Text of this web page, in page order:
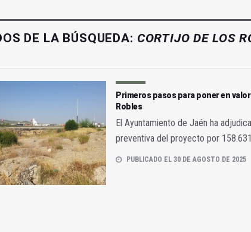
DE LA BÚSQUEDA: CORTIJO DE LOS
Primeros pasos para poner en
Robles
El Ayuntamiento de Jaén ha
preventiva del proyecto por
PUBLICADO EL 30 DE AGOSTO DE 2025